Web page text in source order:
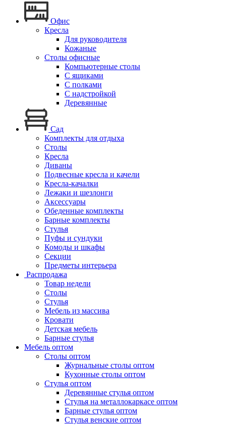
Офис
Кресла
Для руководителя
Кожаные
Столы офисные
Компьютерные столы
С ящиками
С полками
С надстройкой
Деревянные
Сад
Комплекты для отдыха
Столы
Кресла
Диваны
Подвесные кресла и качели
Кресла-качалки
Лежаки и шезлонги
Аксессуары
Обеденные комплекты
Барные комплекты
Стулья
Пуфы и сундуки
Комоды и шкафы
Секции
Предметы интерьера
Распродажа
Товар недели
Столы
Стулья
Мебель из массива
Кровати
Детская мебель
Барные стулья
Мебель оптом
Столы оптом
Журнальные столы оптом
Кухонные столы оптом
Стулья оптом
Деревянные стулья оптом
Стулья на металлокаркасе оптом
Барные стулья оптом
Стулья венские оптом